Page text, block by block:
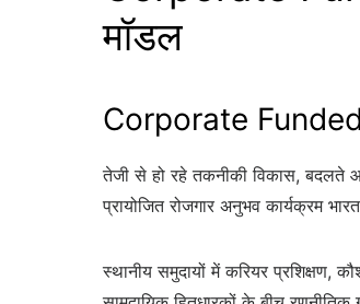
मॉडल
Corporate Funded
तेजी से हो रहे तकनीकी विकास, बदलते
प्रायोजित रोजगार अनुभव कार्यक्रम
स्थानीय समुदायों में करियर प्रशिक्षण,